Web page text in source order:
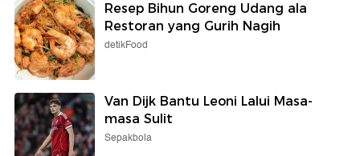
Resep Bihun Goreng Udang ala
Restoran yang Gurih Nagih
detikFood
Van Dijk Bantu Leoni Lalui Masa-
masa Sulit
Sepakbola